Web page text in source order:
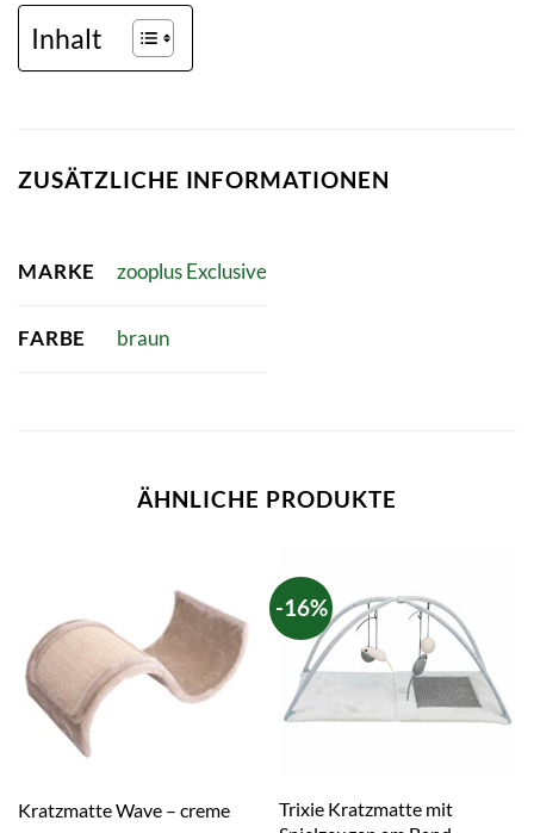
Inhalt
ZUSÄTZLICHE INFORMATIONEN
MARKE zooplus Exclusive
FARBE braun
ÄHNLICHE PRODUKTE
Kratzmatte Wave – creme
-16%
Trixie Kratzmatte mit